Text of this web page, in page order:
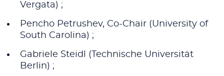
Vergata) ;
Pencho Petrushev, Co-Chair (University of
South Carolina) ;
Gabriele Steidl (Technische Universität
Berlin) ;